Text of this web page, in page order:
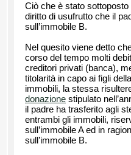
Ciò che è stato
diritto di usufrutto che il
sull’immobile B.
Nel quesito viene detto
corso del tempo molti
creditori privati (banca),
titolarità in capo ai figli
immobili, la stessa
donazione stipulato
il padre ha trasferito agli
entrambi gli immobili,
sull’immobile A ed in
sull’immobile B.